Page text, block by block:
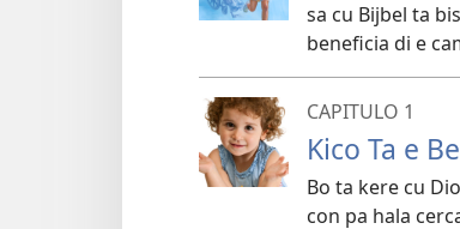
sa cu Bijbel ta
beneficia di e
CAPITULO 1
Kico Ta e
Bo ta kere cu
con pa hala